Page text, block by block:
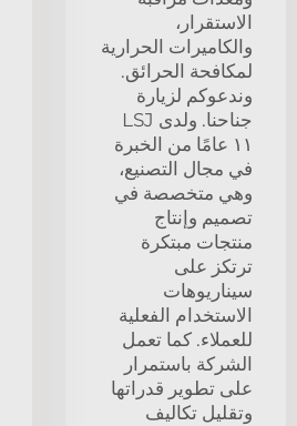
الاستقرار،
والكاميرات الحرارية
لمكافحة الحرائق.
وندعوكم لزيارة
جناحنا. ولدى LSJ
١١ عامًا من الخبرة
في مجال التصنيع،
وهي متخصصة في
تصميم وإنتاج
منتجات مبتكرة
ترتكز على
سيناريوهات
الاستخدام الفعلية
للعملاء. كما تعمل
الشركة باستمرار
على تطوير قدراتها
وتقليل تكاليف